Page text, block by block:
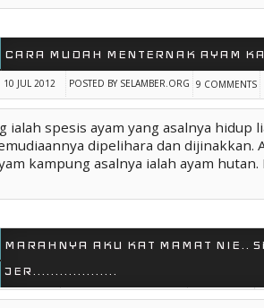
CARA MUDAH MENTERNAK AYAM
10 JUL 2012 POSTED BY SELAMBER.ORG 9 COMMENTS
: COPY BLOG ORANG , MY INFORMATION ,
ialah spesis ayam yang asalnya hidup
dipelihara dan dijinakkan.
kampung asalnya ialah ayam
MARAHNYA AKU KAT MAMAT NIE..
JER...................
9 JUL 2012 POSTED BY SELAMBER.ORG 0 COMMENTS